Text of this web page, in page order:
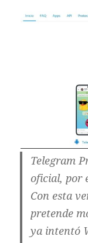
Telegram
oficial, por
Con esta
pretende
ya intentó